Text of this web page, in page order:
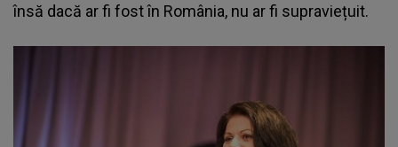
însă dacă ar fi fost în România, nu ar fi supraviețuit.